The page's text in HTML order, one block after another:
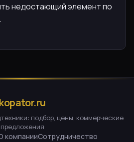
недостающий элемент по
kopator.ru
подбор, цены, коммерческие
предложения
компанииСотрудничество